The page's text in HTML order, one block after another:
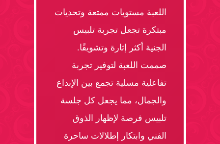
اللعبة مستويات ممتعة وتحديات
مبتكرة تجعل تجربة تلبيس
الجنية أكثر إثارة وتشويقًا.
صممت اللعبة لتوفير تجربة
تفاعلية مسلية تجمع بين الإبداع
والجمال، مما يجعل كل جلسة
تلبيس فرصة لإظهار الذوق
الفني وابتكار إطلالات ساحرة